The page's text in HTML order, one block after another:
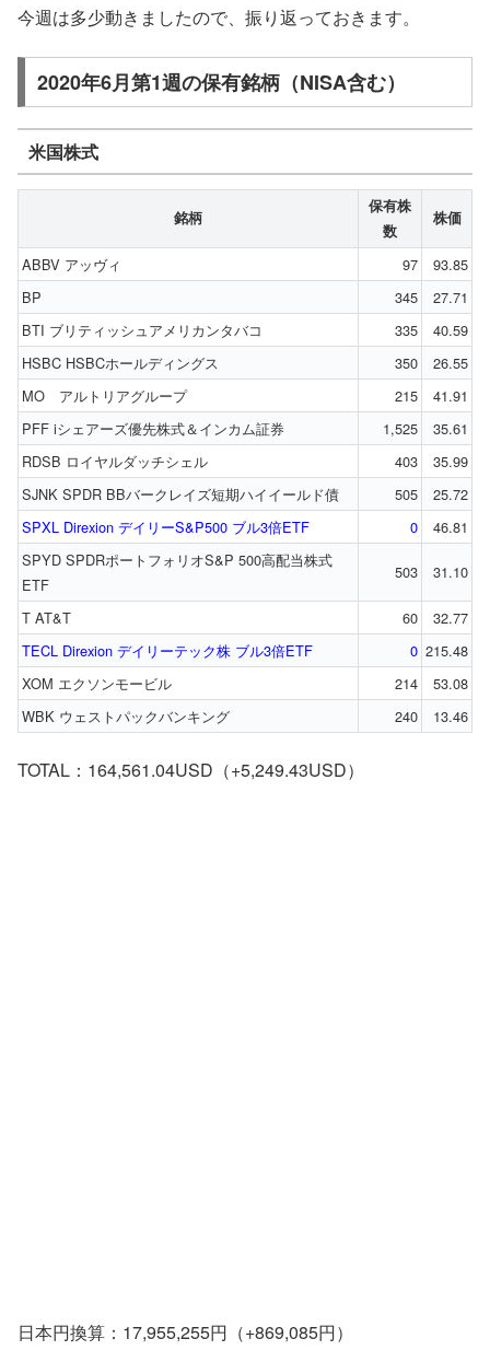
今週は多少動きましたので、振り返っておきます。
2020年6月第1週の保有銘柄（NISA含む）
米国株式
銘柄
保有株
数
株価
ABBV アッヴィ 97
93.85
BP
345
27.71
BTI ブリティッシュアメリカンタバコ
335
40.59
HSBC HSBCホールディングス
350
26.55
MO アルトリアグループ
215
41.91
PFF iシェアーズ優先株式＆インカム証券
1,525
35.61
RDSB ロイヤルダッチシェル
403
35.99
SJNK SPDR BBバークレイズ短期ハイイールド債
505
25.72
SPXL Direxion デイリーS&P500 ブル3倍ETF
0
46.81
SPYD SPDRポートフォリオS&P 500高配当株式
ETF
503 31.10
T AT&T 60
32.77
TECL Direxion デイリーテック株 ブル3倍ETF
0 215.48
XOM エクソンモービル
214
53.08
WBK ウェストパックバンキング
240 13.46
TOTAL：164,561.04USD（+5,249.43USD）
日本円換算：17,955,255円（+869,085円）